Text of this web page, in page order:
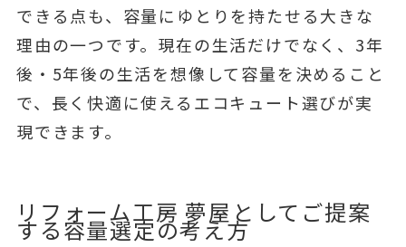
できる点も、容量にゆとりを持たせる大きな
理由の一つです。現在の生活だけでなく、3年
後・5年後の生活を想像して容量を決めること
で、長く快適に使えるエコキュート選びが実
現できます。
リフォーム工房 夢屋としてご提案
する容量選定の考え方